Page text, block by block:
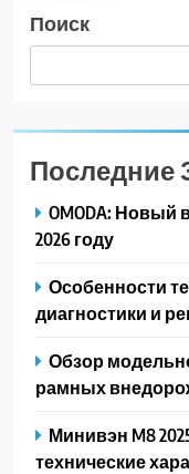
Поиск
Последние
OMODA: Новый
2026 году
Особенности
диагностики и
Обзор
рамных
Минивэн M8
технические